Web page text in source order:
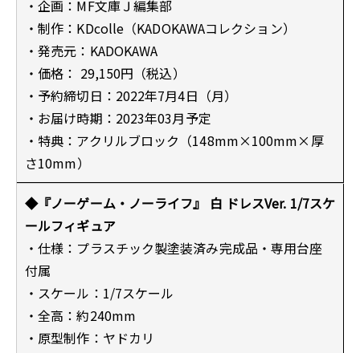
・企画：MF文庫Ｊ編集部
・制作：KDcolle（KADOKAWAコレクション）
・発売元：KADOKAWA
・価格： 29,150円（税込）
・予約締切日：2022年7月4日（月）
・お届け時期：2023年03月予定
・特典：アクリルブロック（148mm×100mm×厚
さ10mm）
◆『ノーゲーム・ノーライフ』 白 ドレスVer. 1/7スケ
ールフィギュア
・仕様：プラスチック製塗装済み完成品・専用台座
付属
・スケール：1/7スケール
・全高：約240mm
・原型制作：ヤドカリ